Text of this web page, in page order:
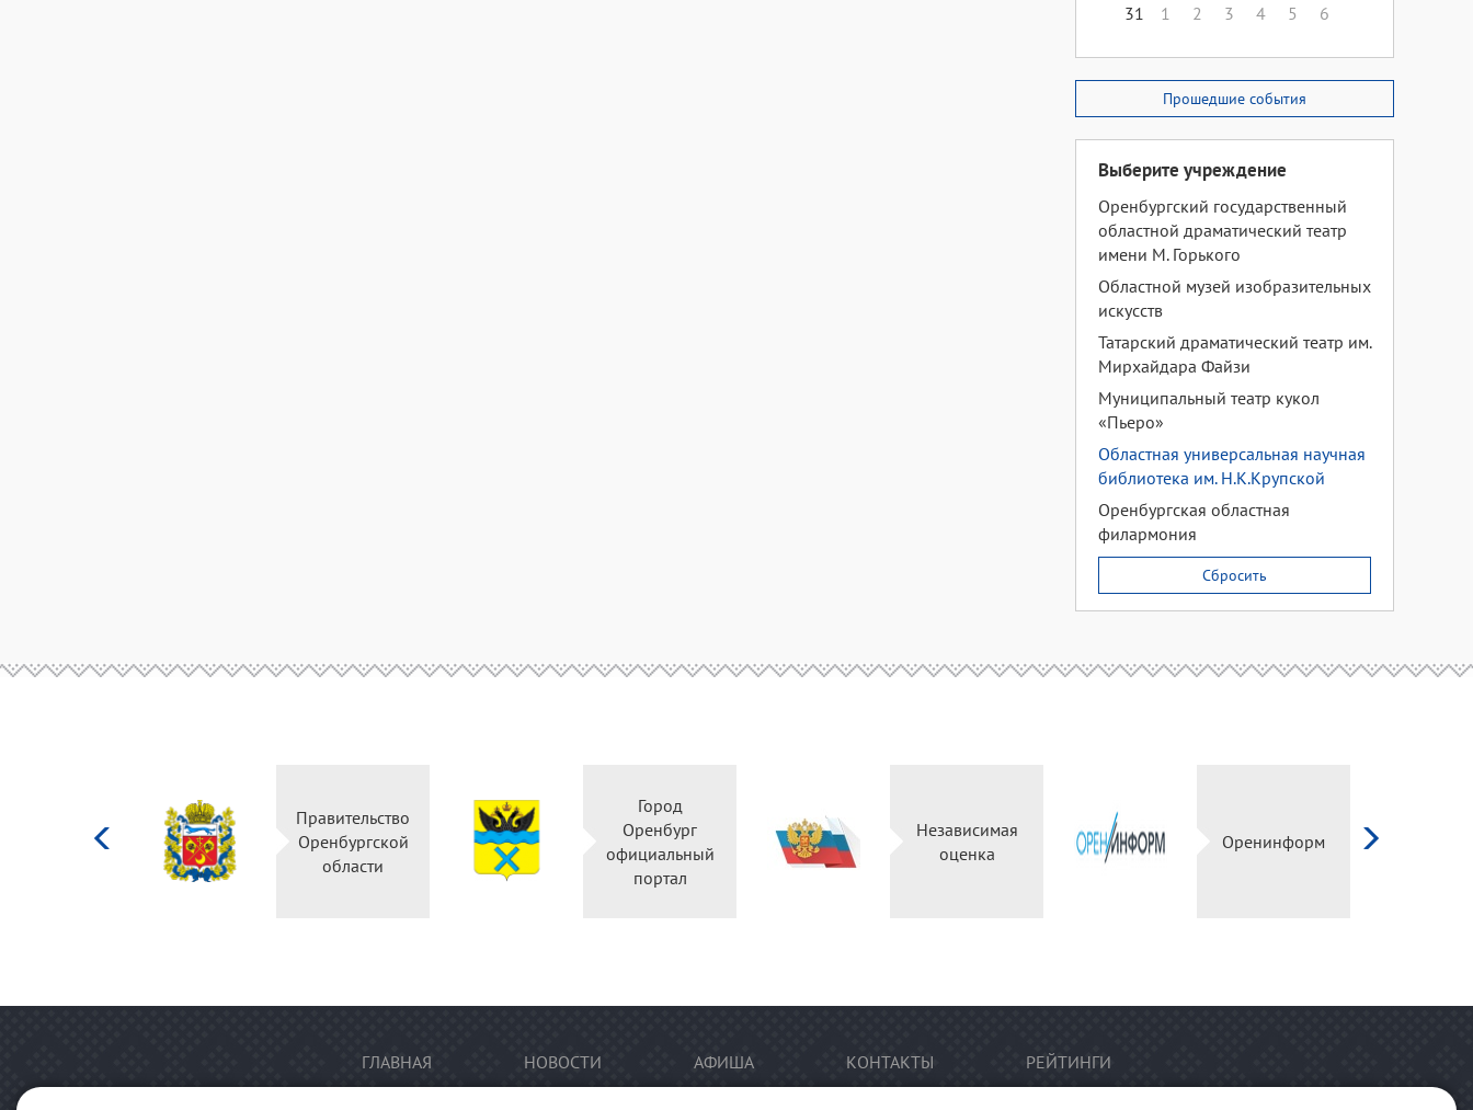
31
1 2 3 4 5 6
Прошедшие события
Выберите учреждение
Оренбургский государственный
областной драматический театр
имени М. Горького
Областной музей изобразительных
искусств
Татарский драматический театр им.
Мирхайдара Файзи
Муниципальный театр кукол
«Пьеро»
Областная универсальная научная
библиотека им. Н.К.Крупской
Оренбургская областная
филармония
Сбросить
культуры
Российской
Правительство
Оренбургской
области
Оренбург
официальный
Независимая
Оренинформ
ГЛАВНАЯ НОВОСТИ АФИША КОНТАКТЫ РЕЙТИНГИ